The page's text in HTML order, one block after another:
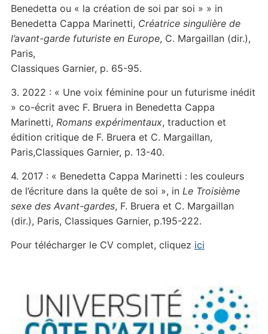
Benedetta ou « la création de soi par soi » » in
Benedetta Cappa Marinetti, Créatrice singulière de
l’avant-garde futuriste en Europe, C. Margaillan (dir.),
Paris,
Classiques Garnier, p. 65-95.
3. 2022 : « Une voix féminine pour un futurisme inédit
» co-écrit avec F. Bruera in Benedetta Cappa
Marinetti, Romans expérimentaux, traduction et
édition critique de F. Bruera et C. Margaillan,
Paris,Classiques Garnier, p. 13-40.
4. 2017 : « Benedetta Cappa Marinetti : les couleurs
de l’écriture dans la quête de soi », in Le Troisième
sexe des Avant-gardes, F. Bruera et C. Margaillan
(dir.), Paris, Classiques Garnier, p.195-222.
Pour télécharger le CV complet, cliquez ici